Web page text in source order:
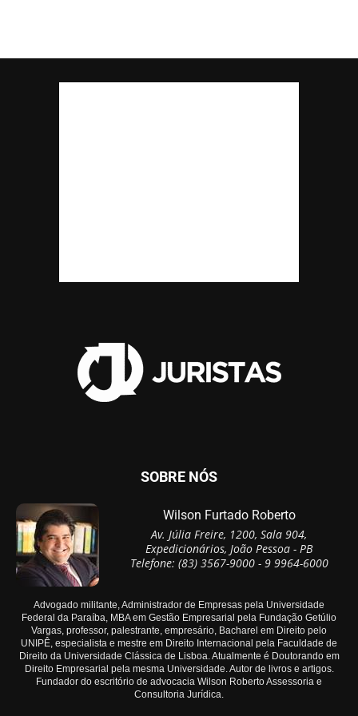
SOBRE NÓS
Wilson Furtado Roberto
Av. Júlia Freire, 1200, Sala 904,
Expedicionários, João Pessoa - PB
Telefone: (83) 3567-9000 - 9 9964-6000
Advogado militante, Administrador de Empresas pela Universidade
Federal da Paraíba, MBA em Gestão Empresarial pela Fundação Getúlio
Vargas, professor, palestrante, empresário, Bacharel em Direito pelo
UNIPÊ, especialista e mestre em Direito Internacional pela Faculdade de
Direito da Universidade Clássica de Lisboa. Atualmente é Doutorando em
Direito Empresarial pela mesma Universidade. Autor de livros e artigos.
Fundador do escritório de advocacia Wilson Roberto Assessoria e
Consultoria Jurídica.